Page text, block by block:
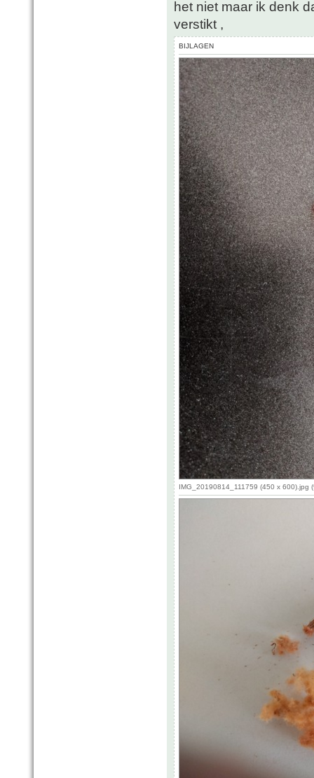
het niet maar ik denk
verstikt ,
BIJLAGEN
IMG_20190814_111759 (450 x 600).jpg